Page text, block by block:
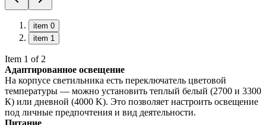
item 0
item 1
Item 1 of 2
Адаптированное освещение
На корпусе светильника есть переключатель цветовой
температуры — можно установить теплый белый (2700 и 3300
К) или дневной (4000 K). Это позволяет настроить освещение
под личные предпочтения и вид деятельности.